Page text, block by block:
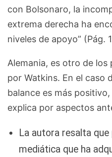
con Bolsonaro, la
extrema derecha ha
niveles de apoyo” (Pág.
Alemania, es otro de los
por Watkins. En el caso
balance es más
explica por aspectos
La autora resalta que
mediática que ha